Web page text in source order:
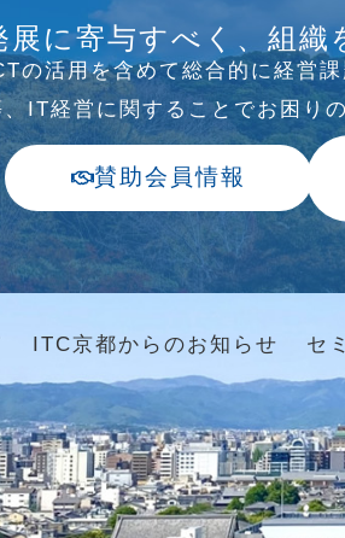
WEB/SNS研究会を行
展に寄与すべく、組
の活⽤を含めて総合的に経営
IT経営に関することでお困り
賛助会員情報
ITC京都からのお知らせ セ